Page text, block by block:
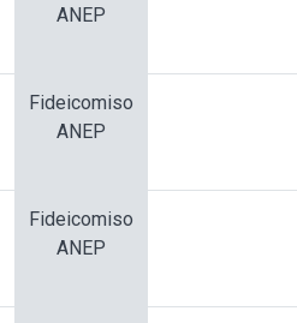
ANEP
Fideicomiso
ANEP
Fideicomiso
ANEP